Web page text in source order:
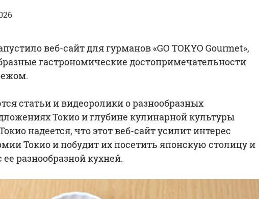
веб-сайт для гурманов «GO TOKYO Gourmet»,
гастрономические достопримечательности
статьи и видеоролики о разнообразных
Токио и глубине кулинарной культуры
надеется, что этот веб-сайт усилит интерес
Токио и побудит их посетить японскую столицу и
разнообразной кухней.